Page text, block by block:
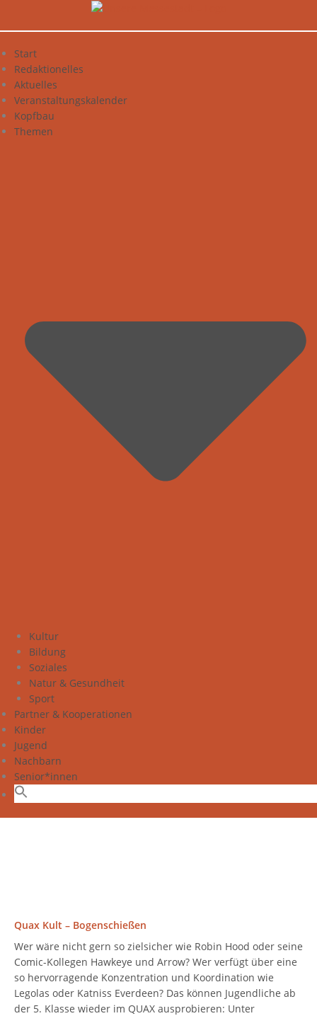
Start
Redaktionelles
Aktuelles
Veranstaltungskalender
Kopfbau
Themen
Kultur
Bildung
Soziales
Natur & Gesundheit
Sport
Partner & Kooperationen
Kinder
Jugend
Nachbarn
Senior*innen
Quax Kult – Bogenschießen
Wer wäre nicht gern so zielsicher wie Robin Hood oder seine
Comic-Kollegen Hawkeye und Arrow? Wer verfügt über eine
so hervorragende Konzentration und Koordination wie
Legolas oder Katniss Everdeen? Das können Jugendliche ab
der 5. Klasse wieder im QUAX ausprobieren: Unter